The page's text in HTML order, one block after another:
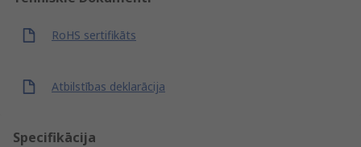
RoHS sertifikāts
Atbilstības deklarācija
Specifikācija